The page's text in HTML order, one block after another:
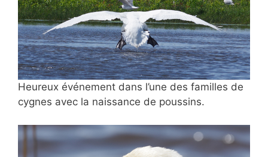
Heureux événement dans l’une des familles de
cygnes avec la naissance de poussins.